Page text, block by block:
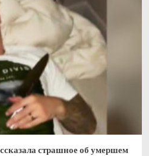
страшное об умершем